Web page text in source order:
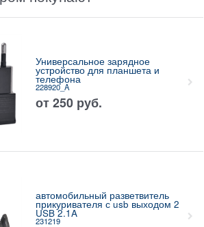
Универсальное зарядное
устройство для планшета и
телефона
228920_A
от 250 руб.
автомобильный разветвитель
прикуривателя с usb выходом 2
USB 2.1A
231219